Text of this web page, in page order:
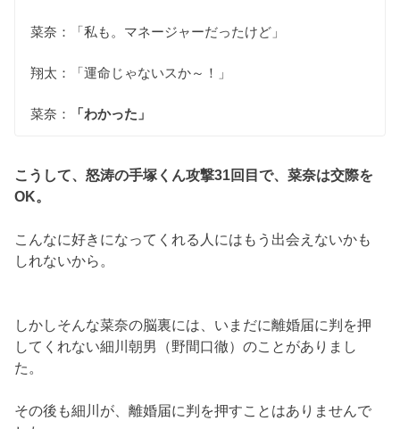
菜奈：「私も。マネージャーだったけど」
翔太：「運命じゃないスか～！」
菜奈： 「わかった」
こうして、怒涛の手塚くん攻撃31回目で、菜奈は交際を
OK。
こんなに好きになってくれる人にはもう出会えないかも
しれないから。
しかしそんな菜奈の脳裏には、いまだに離婚届に判を押
してくれない細川朝男（野間口徹）のことがありまし
た。
その後も細川が、離婚届に判を押すことはありませんで